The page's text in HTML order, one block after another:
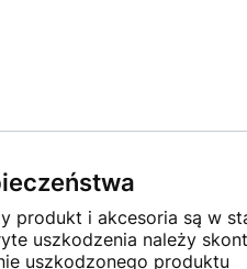
produkt i akcesoria są w
uszkodzenia należy
uszkodzonego produktu